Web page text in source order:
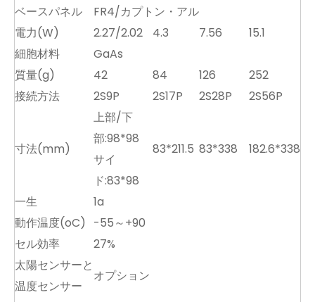
ベースパネル
FR4/カプトン・アル
電力(W)
2.27/2.02 4.3 7.56
15.1
細胞材料
GaAs
質量(g)
42 84 126
252
接続方法
2S9P 2S17P 2S28P 2S56P
寸法(mm)
上部/下
部:98*98
サイ
ド:83*98
83*211.5 83*338 182.6*338
一生
1a
動作温度(oC)
-55～+90
セル効率
27%
太陽センサーと
温度センサー
オプション